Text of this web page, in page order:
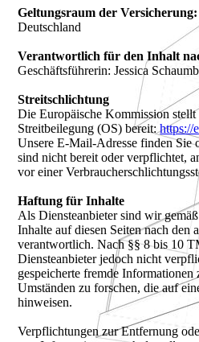
Geltungsraum der Versicherung:
Deutschland
Verantwortlich für den Inhalt
Geschäftsführerin: Jessica
Streitschlichtung
Die Europäische Kommission
Streitbeilegung (OS) bereit:https://
Unsere E-Mail-Adresse finden Sie
sind nicht bereit oder verpflichtet,
vor einer
Haftung für Inhalte
Als Diensteanbieter sind wir
Inhalte auf diesen Seiten nach den
verantwortlich. Nach §§ 8 bis 10
Diensteanbieter jedoch nicht
gespeicherte fremde Informationen
Umständen zu forschen, die auf
hinweisen.
Verpflichtungen zur Entfernung